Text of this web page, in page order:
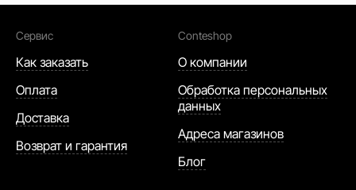
Сервис
Как заказать
Оплата
Доставка
Возврат и гарантия
Conteshop
О компании
Обработка персональных
данных
Адреса магазинов
Блог